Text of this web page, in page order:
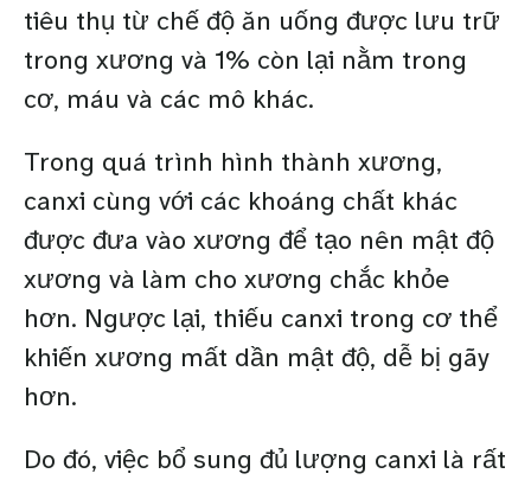
tiêu thụ từ chế độ ăn uống được lưu trữ
trong xương và 1% còn lại nằm trong
cơ, máu và các mô khác.
Trong quá trình hình thành xương,
canxi cùng với các khoáng chất khác
được đưa vào xương để tạo nên mật độ
xương và làm cho xương chắc khỏe
hơn. Ngược lại, thiếu canxi trong cơ thể
khiến xương mất dần mật độ, dễ bị gãy
hơn.
Do đó, việc bổ sung đủ lượng canxi là rất